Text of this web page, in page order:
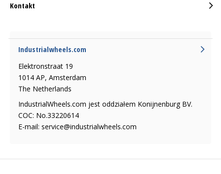
Kontakt
Industrialwheels.com
Elektronstraat 19
1014 AP, Amsterdam
The Netherlands
IndustrialWheels.com jest oddziałem Konijnenburg BV.
COC: No.33220614
E-mail: service@industrialwheels.com